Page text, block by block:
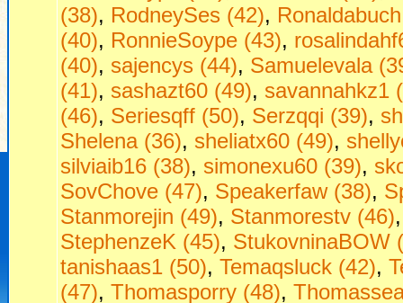
(38), RodneySes (42),
(40), RonnieSoype (43),
(40), sajencys (44), Samuelevala
(41), sashazt60 (49), savannahkz1
(46), Seriesqff (50), Serzqqi (39),
Shelena (36), sheliatx60 (49),
silviaib16 (38), simonexu60 (39),
SovChove (47), Speakerfaw (38),
Stanmorejin (49), Stanmorestv (46)
StephenzeK (45), StukovninaBOW
tanishaas1 (50), Temaqsluck (42),
(47), Thomasporry (48),